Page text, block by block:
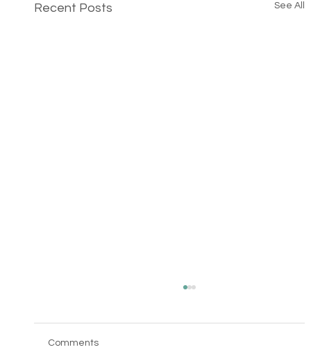
Recent Posts See All
Comments